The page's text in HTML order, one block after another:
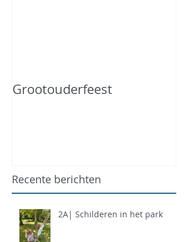
Grootouderfeest
Recente berichten
2A| Schilderen in het park